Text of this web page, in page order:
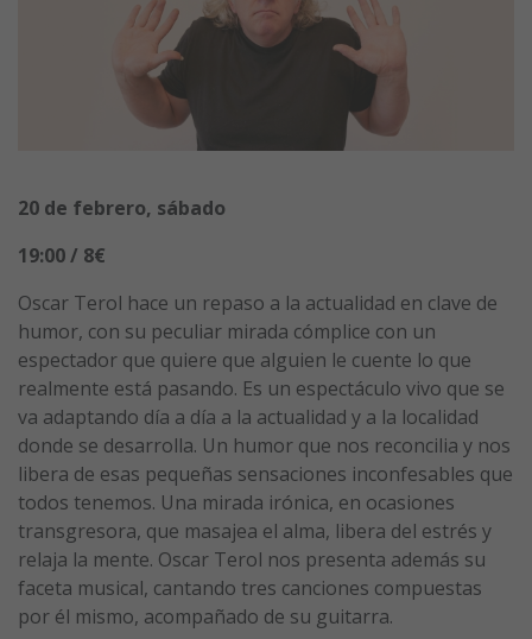
20 de febrero, sábado
19:00 / 8€
Oscar Terol hace un repaso a la actualidad en clave de
humor, con su peculiar mirada cómplice con un
espectador que quiere que alguien le cuente lo que
realmente está pasando. Es un espectáculo vivo que se
va adaptando día a día a la actualidad y a la localidad
donde se desarrolla. Un humor que nos reconcilia y nos
libera de esas pequeñas sensaciones inconfesables que
todos tenemos. Una mirada irónica, en ocasiones
transgresora, que masajea el alma, libera del estrés y
relaja la mente. Oscar Terol nos presenta además su
faceta musical, cantando tres canciones compuestas
por él mismo, acompañado de su guitarra.